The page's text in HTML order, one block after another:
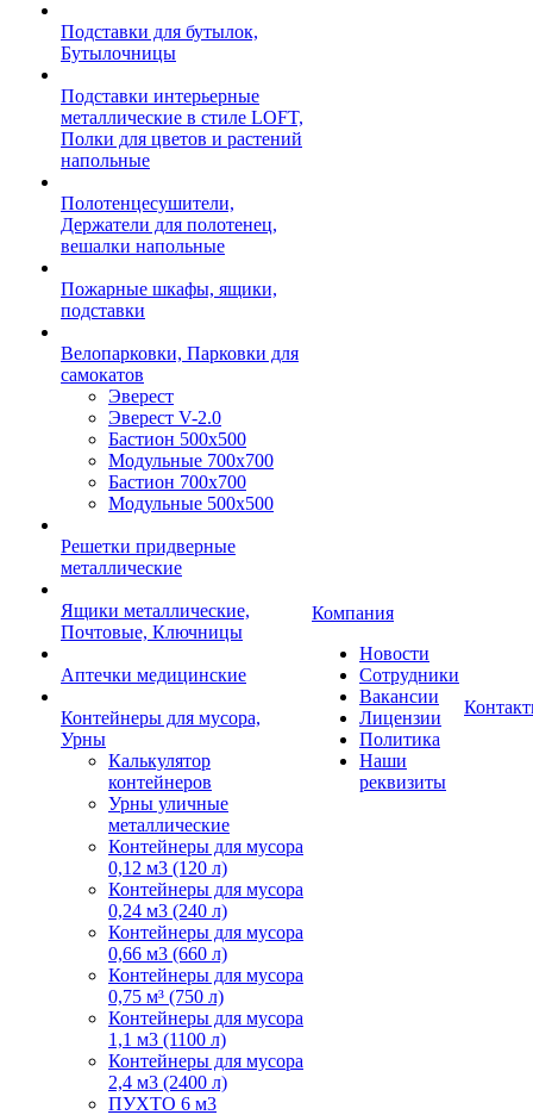
Подставки для бутылок,
Бутылочницы
Подставки интерьерные
металлические в стиле LOFT,
Полки для цветов и растений
напольные
Полотенцесушители,
Держатели для полотенец,
вешалки напольные
Пожарные шкафы, ящики,
подставки
Велопарковки, Парковки для
самокатов
Эверест
Эверест V-2.0
Бастион 500х500
Модульные 700х700
Бастион 700х700
Модульные 500х500
Решетки придверные
металлические
Ящики металлические,
Почтовые, Ключницы
Аптечки медицинские
Контейнеры для мусора,
Урны
Калькулятор
контейнеров
Урны уличные
металлические
Контейнеры для мусора
0,12 м3 (120 л)
Контейнеры для мусора
0,24 м3 (240 л)
Контейнеры для мусора
0,66 м3 (660 л)
Контейнеры для мусора
0,75 м³ (750 л)
Контейнеры для мусора
1,1 м3 (1100 л)
Контейнеры для мусора
2,4 м3 (2400 л)
ПУХТО 6 м3
Компания
Новости
Сотрудники
Вакансии
Лицензии
Политика
Наши
реквизиты